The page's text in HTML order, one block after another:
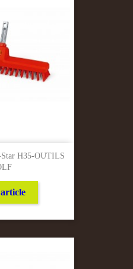
H35-OUTILS